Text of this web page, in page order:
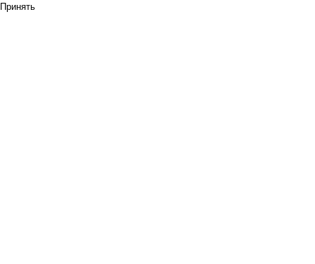
Принять